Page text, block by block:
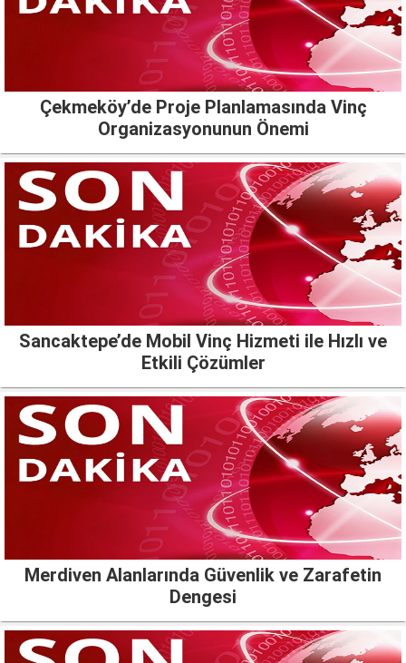
Çekmeköy’de Proje Planlamasında Vinç
Organizasyonunun Önemi
Sancaktepe’de Mobil Vinç Hizmeti ile Hızlı ve
Etkili Çözümler
Merdiven Alanlarında Güvenlik ve Zarafetin
Dengesi